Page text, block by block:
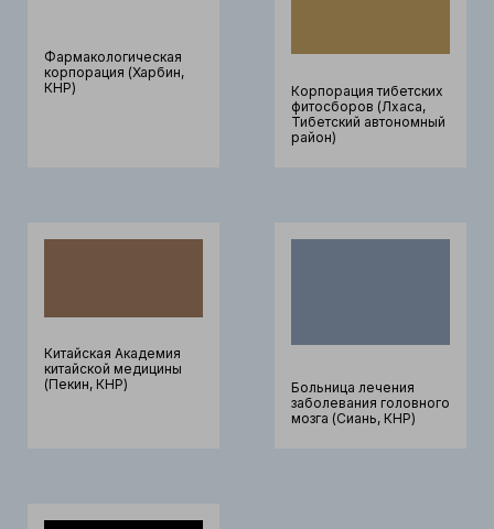
Фармакологическая
корпорация (Харбин,
КНР)
Корпорация тибетских
фитосборов (Лхаса,
Тибетский автономный
район)
Китайская Академия
китайской медицины
(Пекин, КНР)
Больница лечения
заболевания головного
мозга (Сиань, КНР)